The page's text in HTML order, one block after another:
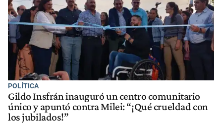
POLÍTICA
Gildo Insfrán inauguró un centro comunitario
único y apuntó contra Milei: “¡Qué crueldad con
los jubilados!”